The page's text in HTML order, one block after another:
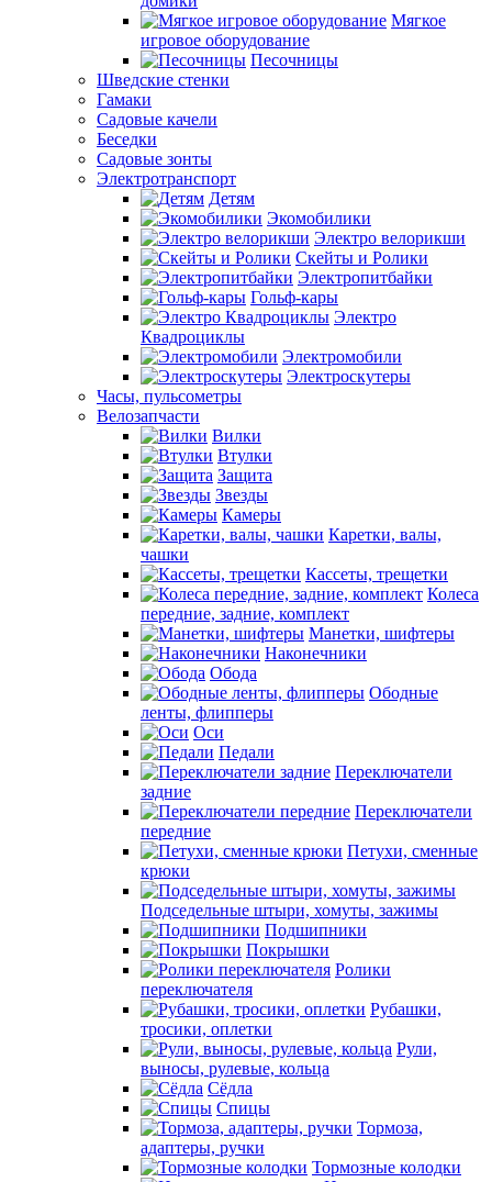
Мягкое
игровое оборудование
Песочницы
Шведские стенки
Гамаки
Садовые качели
Беседки
Садовые зонты
Электротранспорт
Детям
Экомобилики
Электро велорикши
Скейты и Ролики
Электропитбайки
Гольф-кары
Электро
Квадроциклы
Электромобили
Электроскутеры
Часы, пульсометры
Велозапчасти
Вилки
Втулки
Защита
Звезды
Камеры
Каретки, валы,
чашки
Кассеты, трещетки
Колеса
передние, задние, комплект
Манетки, шифтеры
Наконечники
Обода
Ободные
ленты, флипперы
Оси
Педали
Переключатели
задние
Переключатели
передние
Петухи, сменные
крюки
Подседельные штыри, хомуты, зажимы
Подшипники
Покрышки
Ролики
переключателя
Рубашки,
тросики, оплетки
Рули,
выносы, рулевые, кольца
Сёдла
Спицы
Тормоза,
адаптеры, ручки
Тормозные колодки